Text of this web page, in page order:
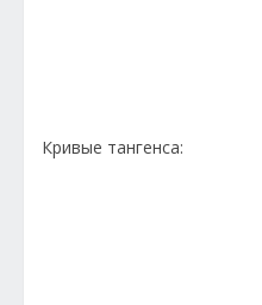
Кривые тангенса: